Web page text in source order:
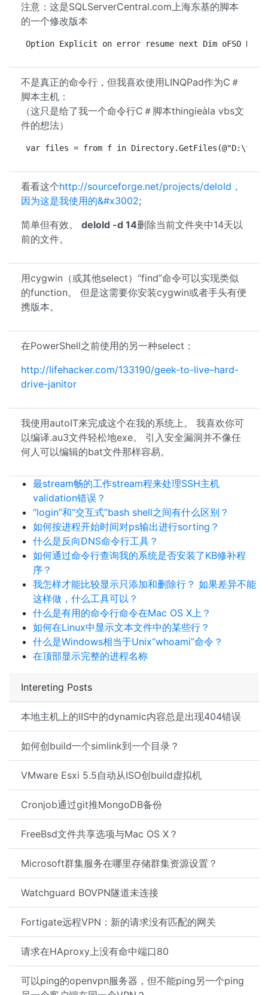
Intereting Posts
本地主机上的IIS中的dynamic内容总是出现404错误
如何创build一个simlink到一个目录？
VMware Esxi 5.5自动从ISO创build虚拟机
Cronjob通过git推MongoDB备份
FreeBsd文件共享选项与Mac OS X？
Microsoft群集服务在哪里存储群集资源设置？
Watchguard BOVPN隧道未连接
Fortigate远程VPN：新的请求没有匹配的网关
请求在HAproxy上没有命中端口80
可以ping的openvpn服务器，但不能ping另一个ping
注意：这是SQLServerCentral.com上海东基的脚本
的一个修改版本
Option Explicit on error resume next Dim oFSO
不是真正的命令行，但我喜欢使用LINQPad作为C＃
脚本主机：
（这只是给了我一个命令行C＃脚本thingieàla vbs文
件的想法）
var files = from f in
看看这个http://sourceforge.net/projects/delold，
因为这是我使用的&#x3002;
简单但有效。 delold -d 14删除当前文件夹中14天以
前的文件。
用cygwin（或其他select）“find”命令可以实现类似
的function。 但是这需要你安装cygwin或者手头有便
携版本。
在PowerShell之前使用的另一种select：
http://lifehacker.com/133190/geek-to-live–hard-
drive-janitor
我使用autoIT来完成这个在我的系统上。 我喜欢你可
以编译.au3文件轻松地exe。 引入安全漏洞并不像任
何人可以编辑的bat文件那样容易。
最stream畅的工作stream程来处理SSH主机
validation错误？
“login”和“交互式”bash shell之间有什么区别？
如何按进程开始时间对ps输出进行sorting？
什么是反向DNS命令行工具？
如何通过命令行查询我的系统是否安装了KB修补程
序？
我怎样才能比较显示只添加和删除行？ 如果差异不能
这样做，什么工具可以？
什么是有用的命令行命令在Mac OS X上？
如何在Linux中显示文本文件中的某些行？
什么是Windows相当于Unix“whoami”命令？
在顶部显示完整的进程名称